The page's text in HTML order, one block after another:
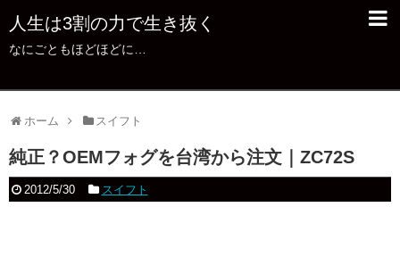
人生は3割の力で生き抜く
なにごともほどほどに…
ホーム スイフト
純正？OEMフォグを台湾から注文｜ZC72S
2012/5/30 スイフト